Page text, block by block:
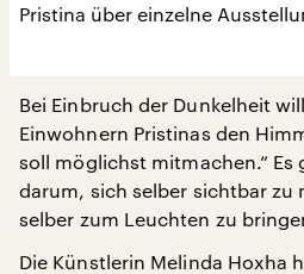
Pristina über einzelne
Bei Einbruch der Dunkelheit
Einwohnern Pristinas den
soll möglichst mitmachen.“ Es
darum, sich selber sichtbar zu
selber zum Leuchten zu
Die Künstlerin Melinda Hoxha